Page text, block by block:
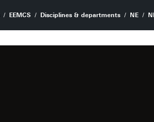
EEMCS Disciplines & departments NE